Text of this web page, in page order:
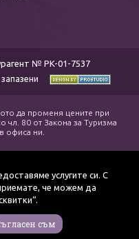
№ PK-01-7537
да променя цените при
80 от Закона за Туризма
офиса ни.
услугите си. С
че можем да
съм